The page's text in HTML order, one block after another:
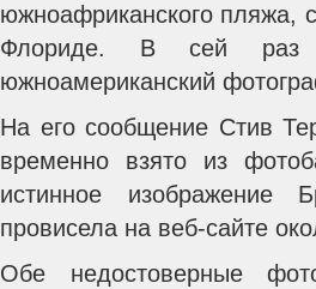
южноафриканского пляжа,
Флориде. В сей раз
южноамериканский
На его сообщение Стив
временно взято из
истинное изображение
провисела на веб-сайте
Обе недостоверные